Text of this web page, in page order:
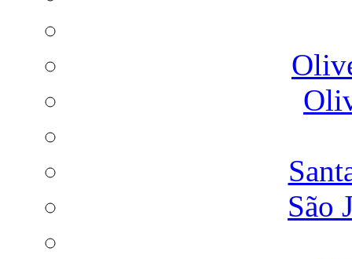
São